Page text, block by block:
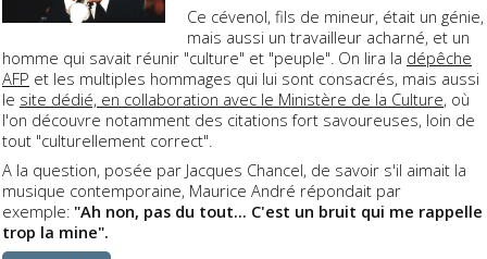
Ce cévenol, fils de mineur, était un génie,
mais aussi un travailleur acharné, et un
homme qui savait réunir "culture" et "peuple". On lira la dépêche
AFP et les multiples hommages qui lui sont consacrés, mais aussi
le site dédié, en collaboration avec le Ministère de la Culture, où
l'on découvre notamment des citations fort savoureuses, loin de
tout "culturellement correct".
A la question, posée par Jacques Chancel, de savoir s'il aimait la
musique contemporaine, Maurice André répondait par
exemple: "Ah non, pas du tout... C'est un bruit qui me rappelle
trop la mine".